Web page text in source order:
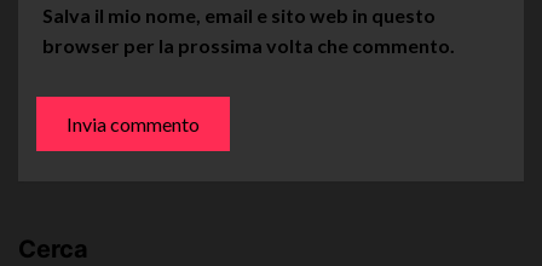
Salva il mio nome, email e sito web in questo
browser per la prossima volta che commento.
Cerca